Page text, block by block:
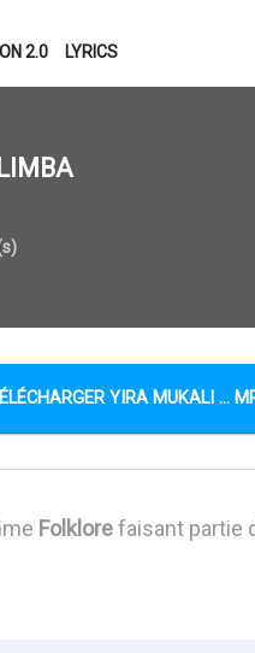
2.0 LYRICS
YIRA MUKALI ...
Folklorefaisant partie